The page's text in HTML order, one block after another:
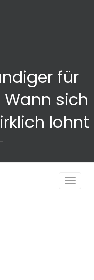
für
sich
lohnt